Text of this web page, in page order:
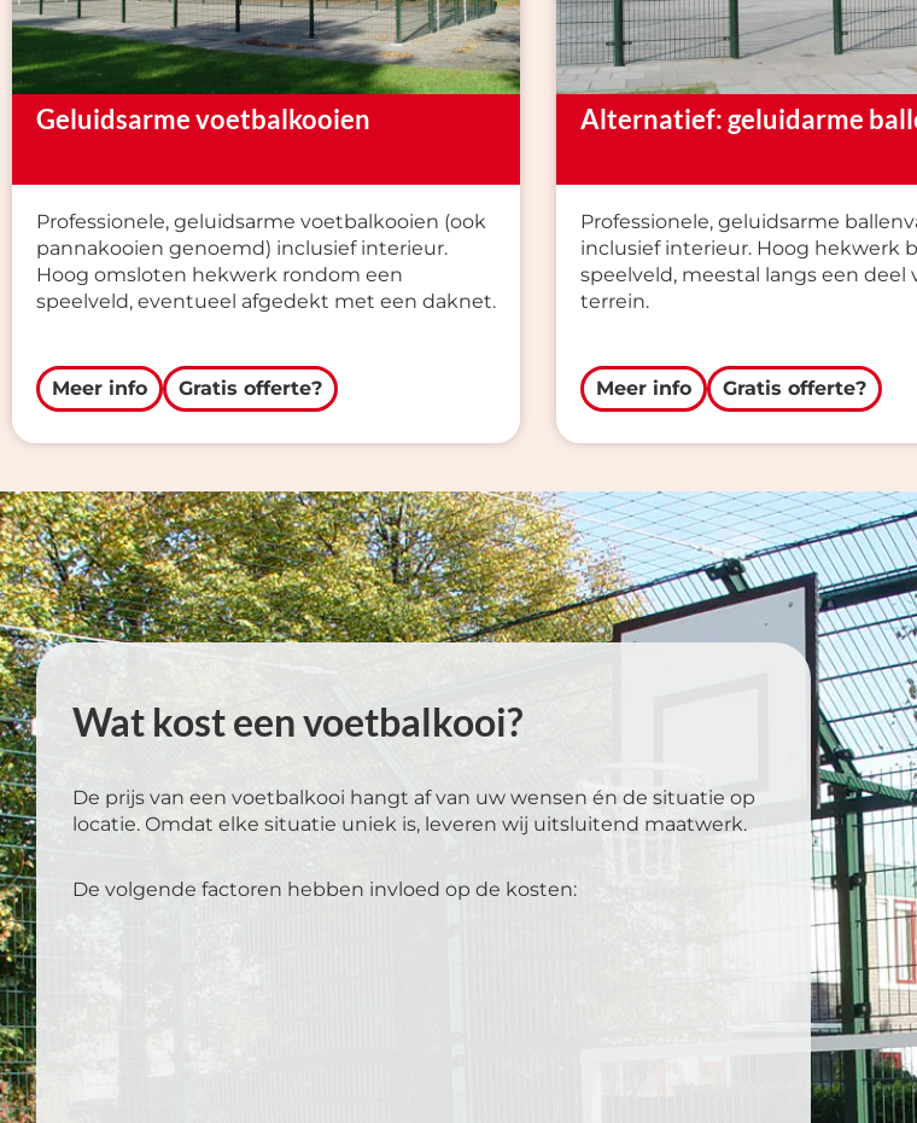
Geluidsarme voetbalkooien
Professionele, geluidsarme voetbalkooien (ook
pannakooien genoemd) inclusief interieur.
Hoog omsloten hekwerk rondom een
speelveld, eventueel afgedekt met een daknet.
Meer info Gratis offerte?
Alternatief: geluidarme
Professionele, geluidsarme
inclusief interieur. Hoog hekwerk
speelveld, meestal langs een deel
terrein.
Meer info Gratis offerte?
Wat kost een voetbalkooi?
De prijs van een voetbalkooi hangt af van uw wensen én de situatie op
locatie. Omdat elke situatie uniek is, leveren wij uitsluitend maatwerk.
De volgende factoren hebben invloed op de kosten: